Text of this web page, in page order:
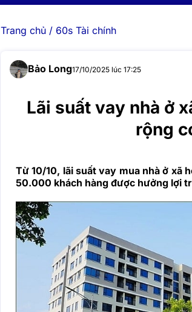
Trang chủ/ 60s Tài chính
Bảo Long17/10/2025 lúc 17:25
Lãi suất vay nhà ở
rộng
Từ 10/10, lãi suất vay mua nhà ở xã
50.000 khách hàng được hưởng lợi